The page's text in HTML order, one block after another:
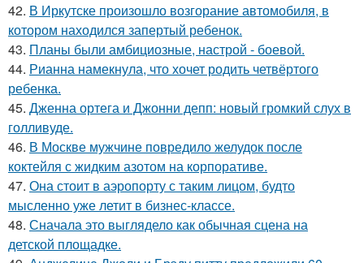
42. В Иркутске произошло возгорание автомобиля, в
котором находился запертый ребенок.
43. Планы были амбициозные, настрой - боевой.
44. Рианна намекнула, что хочет родить четвёртого
ребенка.
45. Дженна ортега и Джонни депп: новый громкий слух в
голливуде.
46. В Москве мужчине повредило желудок после
коктейля с жидким азотом на корпоративе.
47. Она стоит в аэропорту с таким лицом, будто
мысленно уже летит в бизнес-классе.
48. Сначала это выглядело как обычная сцена на
детской площадке.